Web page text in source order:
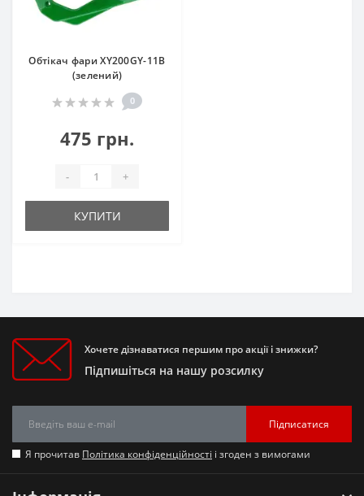
Обтікач фари XY200GY-11B
(зелений)
0
475 грн.
- +
КУПИТИ
Хочете дізнаватися першим про акції і знижки?
Підпишіться на нашу розсилку
Підписатися
Я прочитав Політика конфіденційності і згоден з вимогами